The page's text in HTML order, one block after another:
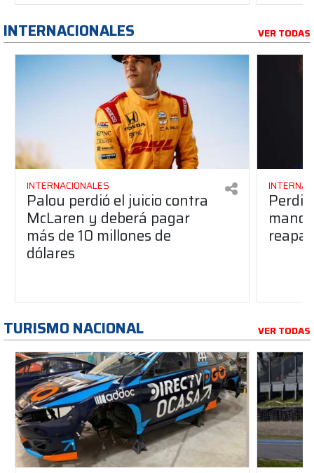
INTERNACIONALES VER TODAS
INTERNACIONALES
Palou perdió el juicio contra
McLaren y deberá pagar
más de 10 millones de
dólares
TURISMO NACIONAL VER TODAS